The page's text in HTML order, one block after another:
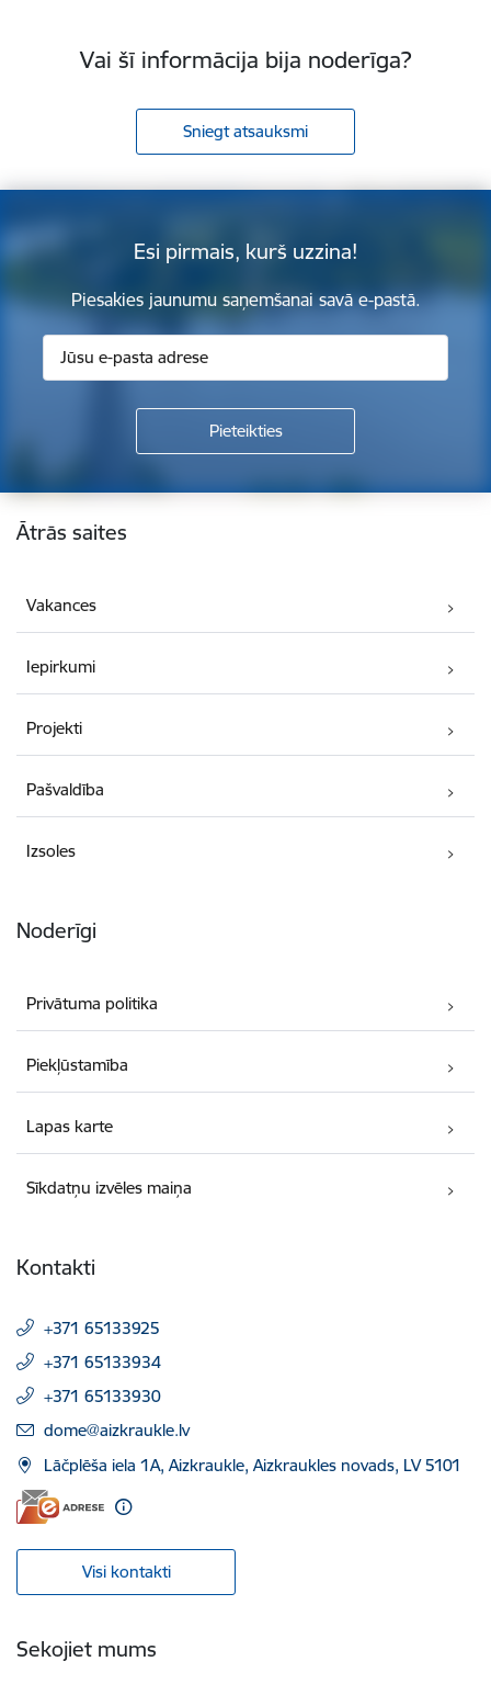
Vai šī informācija bija noderīga?
Sniegt atsauksmi
Esi pirmais, kurš uzzina!
Piesakies jaunumu saņemšanai savā e-pastā.
Kājene
Ātrās saites
Vakances
Iepirkumi
Projekti
Pašvaldība
Izsoles
Noderīgi
Privātuma politika
Piekļūstamība
Lapas karte
Sīkdatņu izvēles maiņa
Kontakti
+371 65133925
+371 65133934
+371 65133930
E-pasts:
dome@aizkraukle.lv
Lāčplēša iela 1A, Aizkraukle, Aizkraukles novads, LV 5101
Visi kontakti
Sekojiet mums